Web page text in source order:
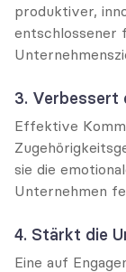
produktiver,
entschlossener
3. Verbessert
Effektive
sie die
Unternehmen
4. Stärkt die
Eine auf